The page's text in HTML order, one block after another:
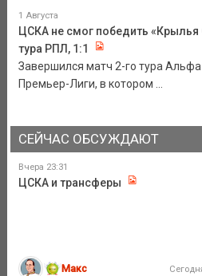
1 Августа
ЦСКА не смог победить «Крылья
тура РПЛ, 1:1
Завершился матч 2-го тура
Премьер-Лиги, в котором ...
СЕЙЧАС ОБСУЖДАЮТ
Вчера 23:31
ЦСКА и трансферы
Макс